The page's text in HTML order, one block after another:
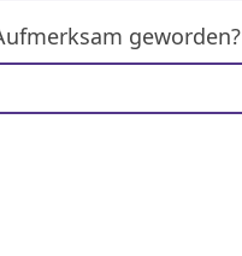
geworden?